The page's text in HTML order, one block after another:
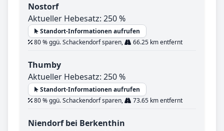
Nostorf
Aktueller Hebesatz: 250 %
Standort-Informationen aufrufen
80 % ggü. Schackendorf sparen,
66.25 km entfernt
Thumby
Aktueller Hebesatz: 250 %
Standort-Informationen aufrufen
80 % ggü. Schackendorf sparen,
73.65 km entfernt
Niendorf bei Berkenthin